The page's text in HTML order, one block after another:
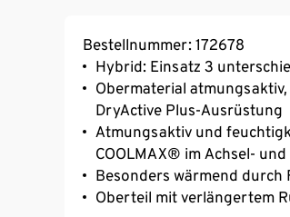
Bestellnummer: 172678
Hybrid: Einsatz 3
Obermaterial
DryActive Plus-Ausrüstung
Atmungsaktiv und
COOLMAX® im Achsel-
Besonders wärmend durch
Oberteil mit verlängertem